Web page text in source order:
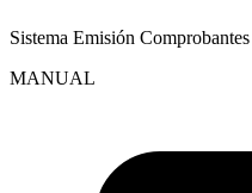
Sistema Emisión Comprobantes
MANUAL